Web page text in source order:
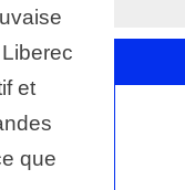
et
que